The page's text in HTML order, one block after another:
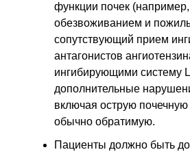
функции почек
обезвоживанием и
сопутствующий прием
антагонистов
ингибирующими систему
дополнительные
включая острую почечную
обычно обратимую.
Пациенты должно быть